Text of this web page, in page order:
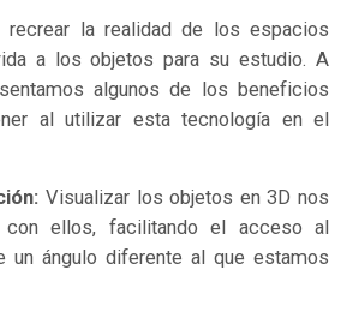
recrear la realidad de los espacios
a los objetos para su estudio. A
algunos de los beneficios
al utilizar esta tecnología en el
Visualizar los objetos en 3D nos
con ellos, facilitando el acceso al
un ángulo diferente al que estamos